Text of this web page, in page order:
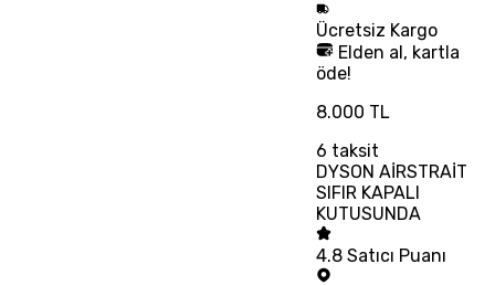
Ücretsiz Kargo
Elden al, kartla
öde!
8.000 TL
6 taksit
DYSON AİRSTRAİT
SIFIR KAPALI
KUTUSUNDA
4.8 Satıcı Puanı